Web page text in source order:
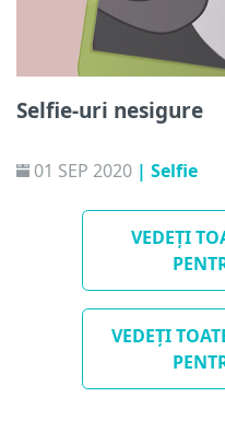
Selfie-uri nesigure
01 SEP 2020 | Selfie
VEDEȚI
VEDEȚI